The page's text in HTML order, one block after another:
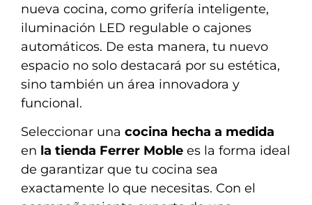
nueva cocina, como grifería inteligente,
iluminación LED regulable o cajones
automáticos. De esta manera, tu nuevo
espacio no solo destacará por su estética,
sino también un área innovadora y
funcional.
Seleccionar una cocina hecha a medida
en la tienda Ferrer Moble es la forma ideal
de garantizar que tu cocina sea
exactamente lo que necesitas. Con el